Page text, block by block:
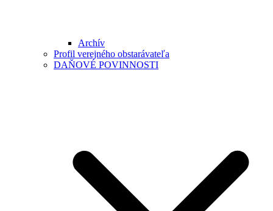
Archív
Profil verejného obstarávateľa
DAŇOVÉ POVINNOSTI